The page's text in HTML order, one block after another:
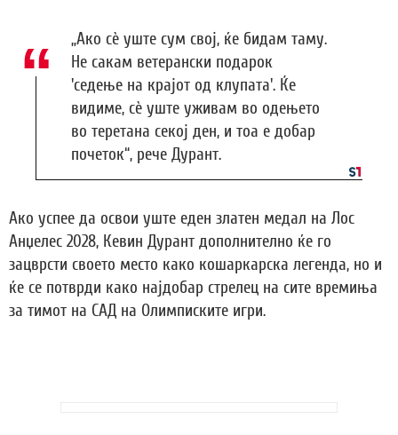
„Ако сè уште сум свој, ќе бидам таму.
Не сакам ветерански подарок
'седење на крајот од клупата'. Ќе
видиме, сè уште уживам во одењето
во теретана секој ден, и тоа е добар
почеток“, рече Дурант.
Ако успее да освои уште еден златен медал на Лос
Анџелес 2028, Кевин Дурант дополнително ќе го
зацврсти своето место како кошаркарска легенда, но и
ќе се потврди како најдобар стрелец на сите времиња
за тимот на САД на Олимписките игри.